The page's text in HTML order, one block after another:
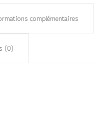
complémentaires
(0)